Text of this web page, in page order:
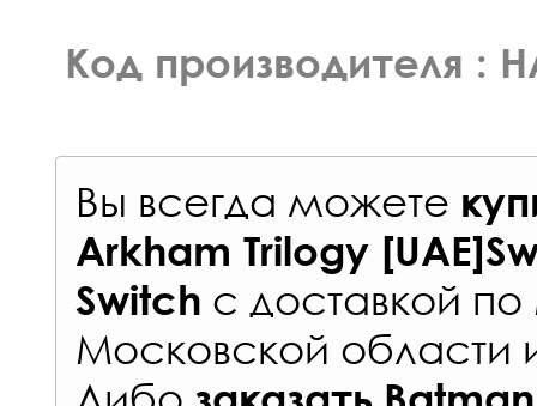
Код производителя :
Вы всегда можете
Arkham Trilogy
Switch с доставкой
Московской области